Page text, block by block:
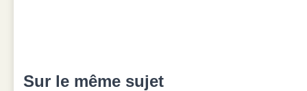
Sur le même sujet